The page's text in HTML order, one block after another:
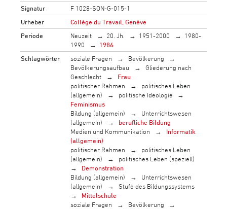
Signatur
F 1028-SON-G-015-1
Urheber
Collège du Travail, Genève
Periode
Neuzeit 20. Jh. 1951-2000
1980-
1990
1986
Schlagwörter
soziale Fragen
Bevölkerung
Bevölkerungsaufbau
Gliederung nach
Geschlecht
Frau
politischer Rahmen
politisches Leben
(allgemein)
politische Ideologie
Feminismus
Bildung (allgemein)
Unterrichtswesen
(allgemein)
berufliche Bildung
Medien und Kommunikation
Informatik
(allgemein)
politischer Rahmen
politisches Leben
(allgemein)
politisches Leben (speziell)
Demonstration
Bildung (allgemein)
Unterrichtswesen
(allgemein)
Stufe des Bildungssystems
Mittelschule
soziale Fragen
Bevölkerung